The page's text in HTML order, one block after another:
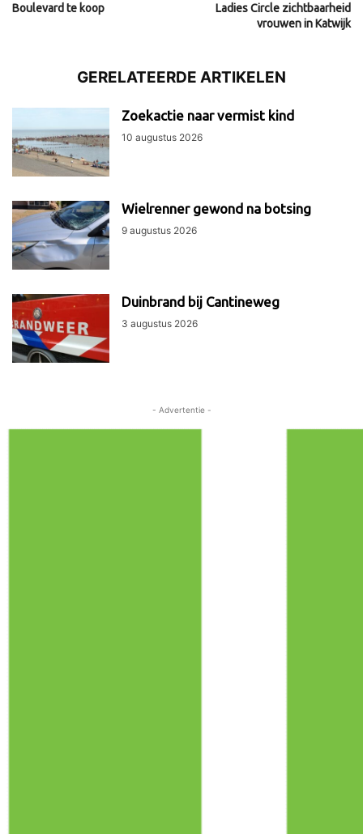
Boulevard te koop
Ladies Circle zichtbaarheid
vrouwen in Katwijk
GERELATEERDE ARTIKELEN
Zoekactie naar vermist kind
10 augustus 2026
Wielrenner gewond na botsing
9 augustus 2026
Duinbrand bij Cantineweg
3 augustus 2026
- Advertentie -